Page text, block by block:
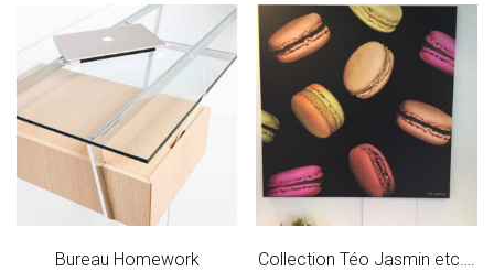
Bureau Homework Collection Téo Jasmin etc….